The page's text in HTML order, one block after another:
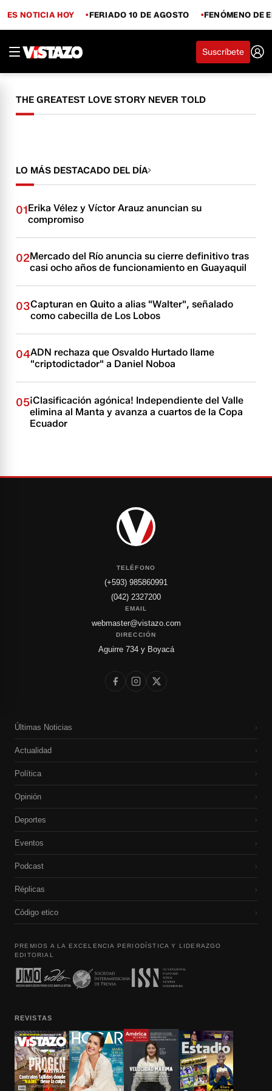
ES NOTICIA HOY FERIADO 10 DE AGOSTO FENÓMENO DE
Suscríbete
THE GREATEST LOVE STORY NEVER TOLD
LO MÁS DESTACADO DEL DÍA
01Erika Vélez y Víctor Arauz anuncian su
compromiso
02Mercado del Río anuncia su cierre definitivo tras
casi ocho años de funcionamiento en Guayaquil
03Capturan en Quito a alias "Walter", señalado
como cabecilla de Los Lobos
04ADN rechaza que Osvaldo Hurtado llame
"criptodictador" a Daniel Noboa
05¡Clasificación agónica! Independiente del Valle
elimina al Manta y avanza a cuartos de la Copa
Ecuador
TELÉFONO
(+593) 985860991
(042) 2327200
EMAIL
webmaster@vistazo.com
DIRECCIÓN
Aguirre 734 y Boyacá
Últimas Noticias ›
Actualidad ›
Política ›
Opinión ›
Deportes ›
Eventos ›
Podcast ›
Réplicas ›
Código etico ›
PREMIOS A LA EXCELENCIA PERIODÍSTICA Y LIDERAZGO
EDITORIAL
REVISTAS